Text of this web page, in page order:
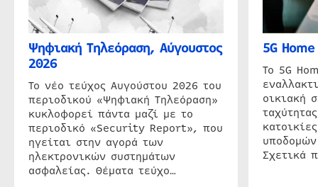
Ψηφιακή Τηλεόραση, Αύγουστος
2026
Το νέο τεύχος Αυγούστου 2026 του
περιοδικού «Ψηφιακή Τηλεόραση»
κυκλοφορεί πάντα μαζί με το
περιοδικό «Security Report», που
ηγείται στην αγορά των
ηλεκτρονικών συστημάτων
ασφαλείας. Θέματα τεύχο…
5G
Το 5G
οικιακή
Σχετικά